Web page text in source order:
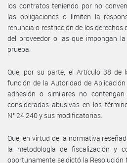
los contratos teniendo por no
las obligaciones o limiten la
renuncia o restricción de los derechos
del proveedor o las que impongan
prueba.
Que, por su parte, el Artículo 38 de
función de la Autoridad de
adhesión o similares no
consideradas abusivas en los
N° 24.240 y sus modificatorias.
Que, en virtud de la normativa
la metodología de fiscalización y
oportunamente se dictó la Resolución